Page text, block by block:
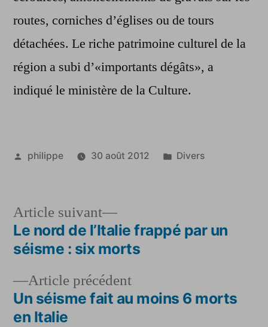
routes, corniches d’églises ou de tours
détachées. Le riche patrimoine culturel de la
région a subi d’«importants dégâts», a
indiqué le ministère de la Culture.
Publié
philippe 30 août 2012
Publié
Divers
Navigation
l’article
Article précédentArticle
précédent :
Un séisme fait au moins 6 morts
en Italie
Article suivant
Article
suivant :
Le nord de l’Italie frappé par un
séisme : six morts